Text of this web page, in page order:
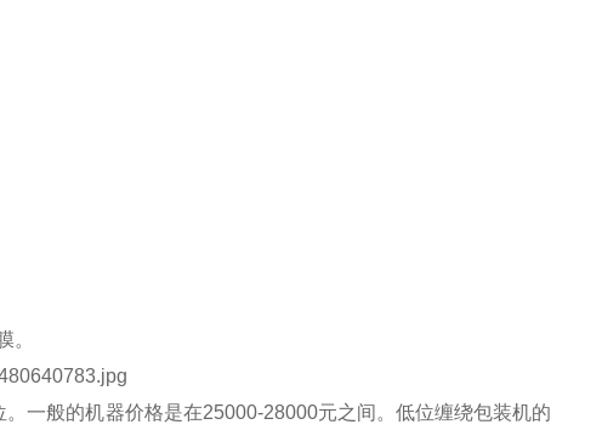
。
一般的机器价格是在25000-28000元之间。低位缠绕包装机的